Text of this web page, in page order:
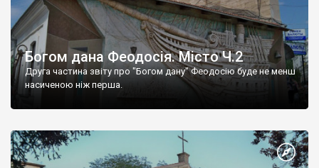
Богом дана Феодосія. Місто Ч.2
Друга частина звіту про "Богом дану" Феодосію буде не менш
насиченою ніж перша.